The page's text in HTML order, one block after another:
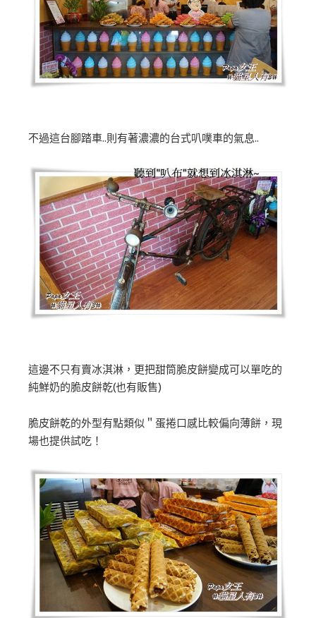
不過這台腳踏車..則有著濃濃的台式叭噗車的氣息..
這邊不只有賣冰淇淋，更把甜筒脆皮餅變成可以單吃的
純鮮奶的脆皮餅乾(也有販售)
脆皮餅乾的外型有點類似＂蛋捲口感比較偏向薄餅，現
場也提供試吃！